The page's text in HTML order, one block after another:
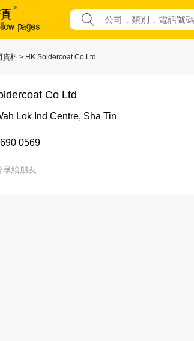
資料 > HK Soldercoat Co Ltd
Co Ltd
Lok Ind Centre, Sha Tin
0569
享給朋友